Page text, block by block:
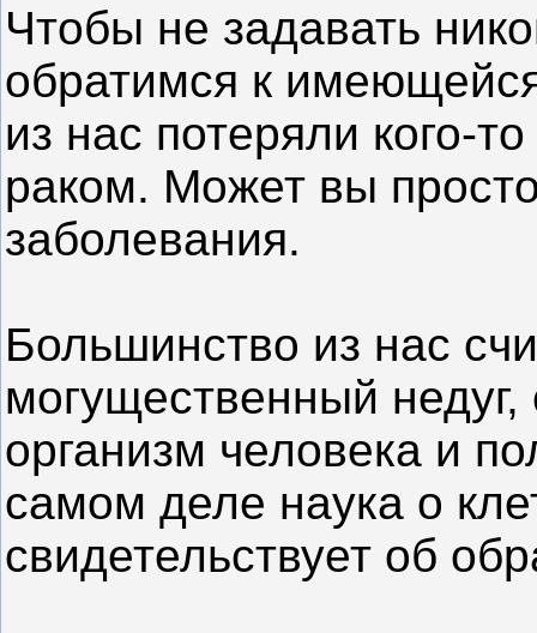
Чтобы не задавать
обратимся к
из нас потеряли кого-
раком. Может вы
заболевания.
Большинство из нас
могущественный
организм человека и
самом деле наука о
свидетельствует об